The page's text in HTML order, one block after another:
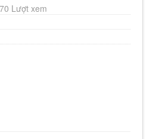
Lượt xem